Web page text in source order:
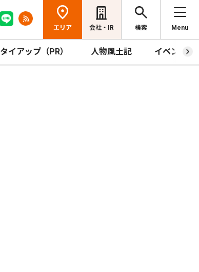
エリア 会社・IR 検索 Menu
タイアップ（PR） 人物風土記 イベント